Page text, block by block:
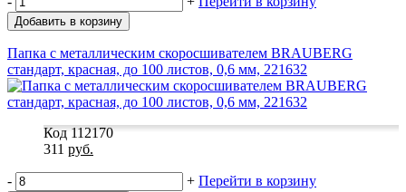
Добавить в корзину
Папка с металлическим скоросшивателем BRAUBERG
стандарт, красная, до 100 листов, 0,6 мм, 221632
Код 112170
311 руб.
- + Перейти в корзину